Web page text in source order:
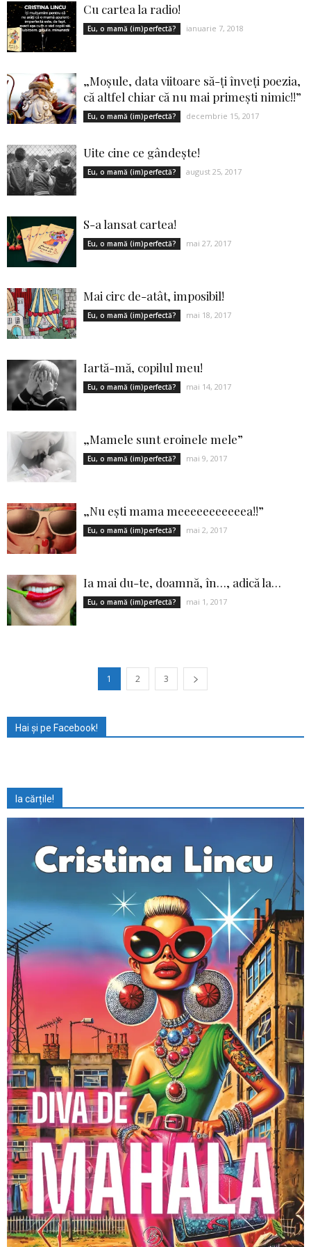
Cu cartea la radio!
Eu, o mamă (im)perfectă? ianuarie 7, 2018
„Moşule, data viitoare să-ţi înveţi poezia,
că altfel chiar că nu mai primeşti nimic!!”
Eu, o mamă (im)perfectă? decembrie 15, 2017
Uite cine ce gândește!
Eu, o mamă (im)perfectă? august 25, 2017
S-a lansat cartea!
Eu, o mamă (im)perfectă? mai 27, 2017
Mai circ de-atât, imposibil!
Eu, o mamă (im)perfectă? mai 18, 2017
Iartă-mă, copilul meu!
Eu, o mamă (im)perfectă? mai 14, 2017
„Mamele sunt eroinele mele”
Eu, o mamă (im)perfectă? mai 9, 2017
„Nu eşti mama meeeeeeeeeeea!!”
Eu, o mamă (im)perfectă? mai 2, 2017
Ia mai du-te, doamnă, în…, adică la…
Eu, o mamă (im)perfectă? mai 1, 2017
1 2 3
Hai și pe Facebook!
Ia cărțile!